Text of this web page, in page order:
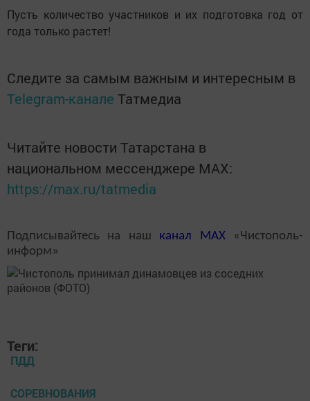
Пусть количество участников и их подготовка год от
года только растет!
Следите за самым важным и интересным в
Telegram-канале Татмедиа
Читайте новости Татарстана в
национальном мессенджере MАХ:
https://max.ru/tatmedia
Подписывайтесь на наш канал MAX«Чистополь-
информ»
Теги:
ПДД
СОРЕВНОВАНИЯ